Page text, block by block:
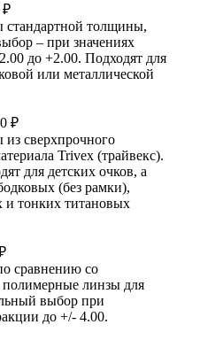
₽
стандартной толщины,
– при значениях
до +2.00. Подходят для
или металлической
0 ₽
сверхпрочного
Trivex (трайвекс).
для детских очков, а
(без рамки),
и тонких титановых
сравнению со
линзы для
выбор при
до +/- 4.00.